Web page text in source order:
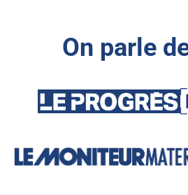
On parle